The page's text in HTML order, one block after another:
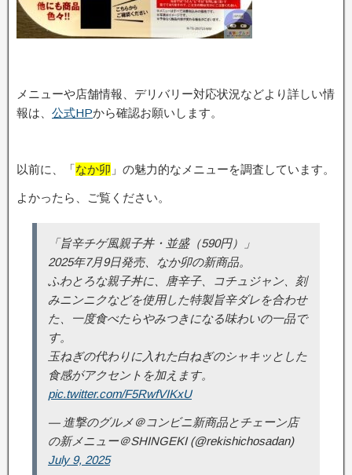
メニューや店舗情報、デリバリー対応状況などより詳しい情
報は、 公式HPから確認お願いします。
以前に、「なか卯 」の魅力的なメニューを調査しています。
よかったら、ご覧ください。
「旨辛チゲ風親子丼・並盛（590円）」
2025年7月9日発売、なか卯の新商品。
ふわとろな親子丼に、唐辛子、コチュジャン、刻
みニンニクなどを使用した特製旨辛ダレを合わせ
た、一度食べたらやみつきになる味わいの一品で
す。
玉ねぎの代わりに入れた白ねぎのシャキッとした
食感がアクセントを加えます。
pic.twitter.com/F5RwfVIKxU
— 進撃のグルメ＠コンビニ新商品とチェーン店
の新メニュー＠SHINGEKI (@rekishichosadan)
July 9, 2025